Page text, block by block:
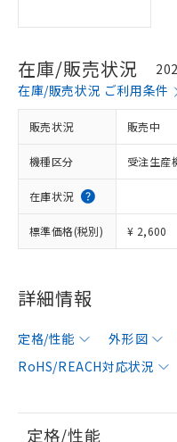
在庫/販売状況
在庫/販売状況 ご利用条件
販売状況 販売中
機種区分 受注生産
在庫状況
標準価格(税別) ¥ 2,600
詳細情報
定格/性能 外形図
RoHS/REACH対応状況
定格/性能